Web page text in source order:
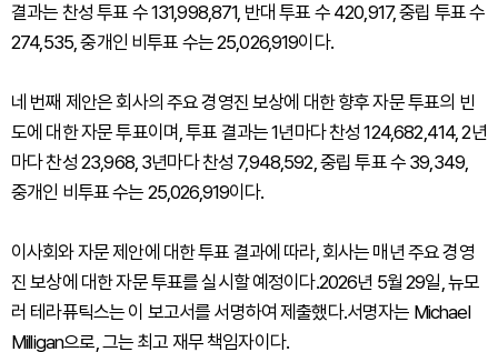
결과는 찬성 투표 수 131,998,871, 반대 투표 수 420,917, 중립 투표 수
274,535, 중개인 비투표 수는 25,026,919이다.
네 번째 제안은 회사의 주요 경영진 보상에 대한 향후 자문 투표의 빈
도에 대한 자문 투표이며, 투표 결과는 1년마다 찬성 124,682,414, 2년
마다 찬성 23,968, 3년마다 찬성 7,948,592, 중립 투표 수 39,349,
중개인 비투표 수는 25,026,919이다.
이사회와 자문 제안에 대한 투표 결과에 따라, 회사는 매년 주요 경영
진 보상에 대한 자문 투표를 실시할 예정이다.2026년 5월 29일, 뉴모
러 테라퓨틱스는 이 보고서를 서명하여 제출했다.서명자는 Michael
Milligan으로, 그는 최고 재무 책임자이다.